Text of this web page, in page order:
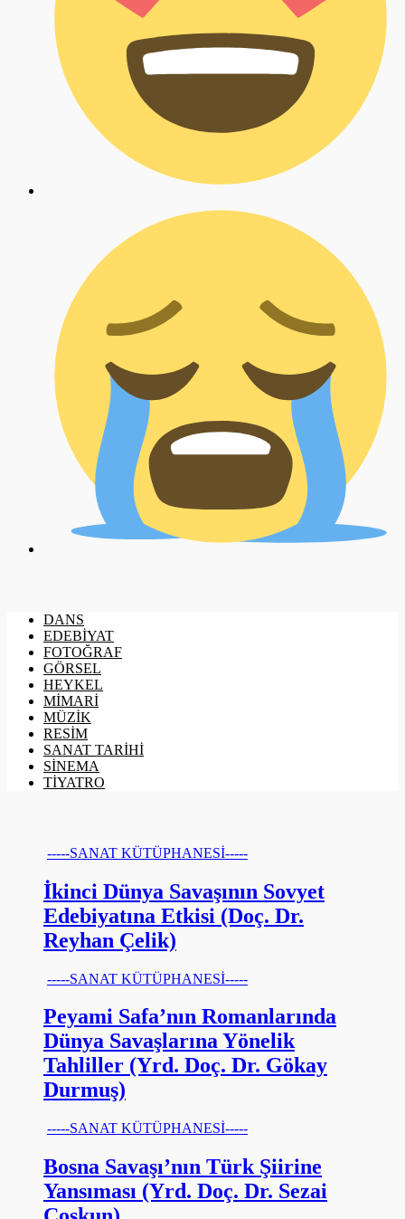
DANS
EDEBİYAT
FOTOĞRAF
GÖRSEL
HEYKEL
MİMARİ
MÜZİK
RESİM
SANAT TARİHİ
SİNEMA
TİYATRO
-----SANAT KÜTÜPHANESİ-----
İkinci Dünya Savaşının Sovyet
Edebiyatına Etkisi (Doç. Dr.
Reyhan Çelik)
-----SANAT KÜTÜPHANESİ-----
Peyami Safa’nın Romanlarında
Dünya Savaşlarına Yönelik
Tahliller (Yrd. Doç. Dr. Gökay
Durmuş)
-----SANAT KÜTÜPHANESİ-----
Bosna Savaşı’nın Türk Şiirine
Yansıması (Yrd. Doç. Dr. Sezai